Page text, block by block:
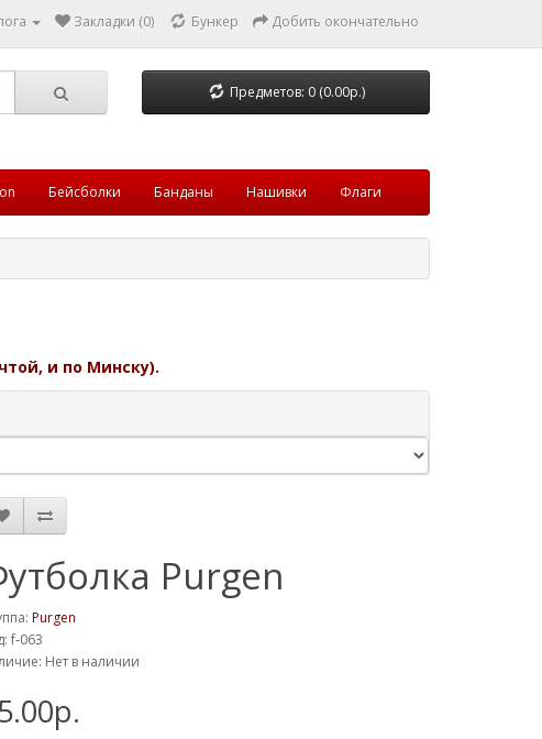
Закладки (0) Бункер Добить окончательно
Предметов: 0 (0.00р.)
Бейсболки Банданы Нашивки Флаги
и по Минску).
Purgen
Purgen
f-063
Нет в наличии